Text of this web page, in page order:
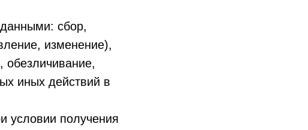
сбор,
изменение),
обезличивание,
иных действий в
условии получения